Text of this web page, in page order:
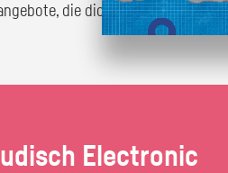
die dich interessieren
Elec­tro­nic